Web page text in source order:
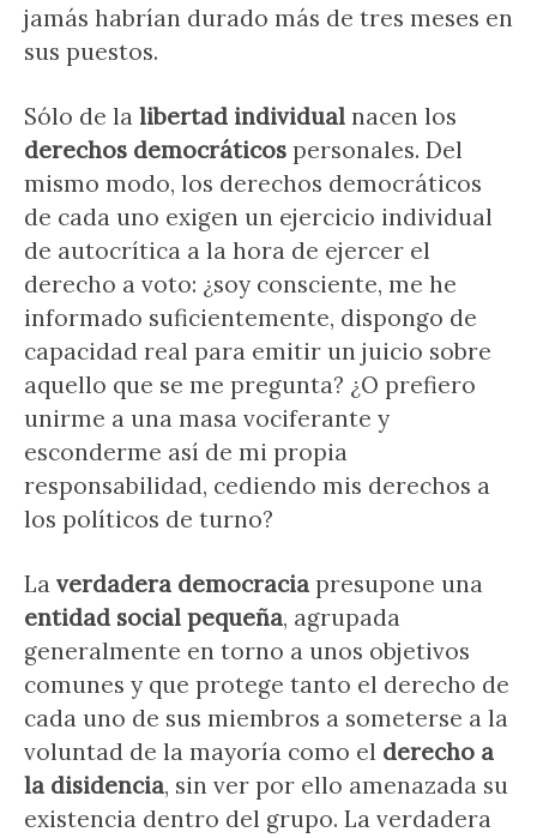
jamás habrían durado más de tres meses en
sus puestos.
Sólo de la libertad individual nacen los
derechos democráticos personales. Del
mismo modo, los derechos democráticos
de cada uno exigen un ejercicio individual
de autocrítica a la hora de ejercer el
derecho a voto: ¿soy consciente, me he
informado suficientemente, dispongo de
capacidad real para emitir un juicio sobre
aquello que se me pregunta? ¿O prefiero
unirme a una masa vociferante y
esconderme así de mi propia
responsabilidad, cediendo mis derechos a
los políticos de turno?
La verdadera democracia presupone una
entidad social pequeña, agrupada
generalmente en torno a unos objetivos
comunes y que protege tanto el derecho de
cada uno de sus miembros a someterse a la
voluntad de la mayoría como el derecho a
la disidencia, sin ver por ello amenazada su
existencia dentro del grupo. La verdadera